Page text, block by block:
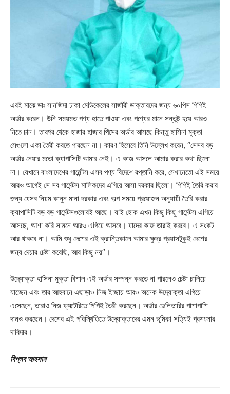
এরই মাঝে ডাঃ সানজিদা ঢাকা মেডিকেলের সার্জারী ডাক্তারদের জন্য ৬০পিস পিপিই
অর্ডার করেন। উনি সময়মত পণ্য হাতে পাওয়া এবং পণ্যের মানে সন্তুষ্ট হয়ে আরও
নিতে চান। তারপর থেকে হাজার হাজার পিসের অর্ডার আসছে কিন্তু হাসিনা মুক্তা
সেগুলো একা তৈরী করতে পারছেন না। কারণ হিসেবে তিনি উল্লেখ করেন, “সেসব বড়
অর্ডার নেয়ার মতো ক্যাপাসিটি আমার নেই। এ কাজ আসলে আমার করার কথা ছিলো
না। যেখানে বাংলাদেশের গার্মেন্টস এসব পণ্য বিদেশে রপ্তানি করে, সেখানেতো এই সময়ে
আরও আগেই সে সব গার্মেন্টস মালিকদের এগিয়ে আসা দরকার ছিলো। পিপিই তৈরি করার
জন্য যেসব নিয়ম কানুন মানা দরকার এবং অল্প সময়ে প্রয়োজন অনুযায়ী তৈরি করার
ক্যাপাসিটি বড় বড় গার্মেন্টসগুলোরই আছে। যাই হোক এখন কিছু কিছু গার্মেন্টস এগিয়ে
আসছে, আশা করি সামনে আরও এগিয়ে আসবে। যাদের কাজ তারাই করবে। এ সংকট
আর থাকবে না। আমি শুধু দেশের এই ক্রান্তিকালে আমার ক্ষুদ্র প্রয়াসটুকুই দেশের
জন্য দেয়ার চেষ্টা করেছি, আর কিছু নয়”।
উদ্যোক্তা হাসিনা মুক্তা বিশাল এই অর্ডার সম্পন্ন করতে না পারলেও চেষ্টা চালিয়ে
যাচ্ছেন এবং তার আহবানে এছাড়াও নিজ ইচ্ছায় আরও অনেক উদ্যোক্তা এগিয়ে
এসেছেন, তারাও নিজ ফ্যাক্টরিতে পিপিই তৈরী করছেন। অর্ডার ডেলিভারির পাশাপাশি
দানও করছেন। দেশের এই পরিস্থিতিতে উদ্যোক্তাদের এমন ভূমিকা সত্যিই প্রশংসার
দাবিদার।
বিপ্লব আহসান